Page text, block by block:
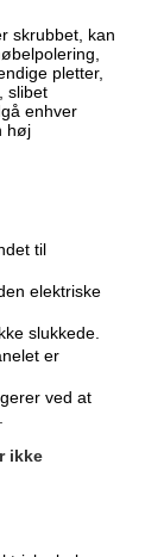
skrubbet, kan
pletter,
slibet
enhver
høj
til
elektriske
slukkede.
er
ved at
ikke